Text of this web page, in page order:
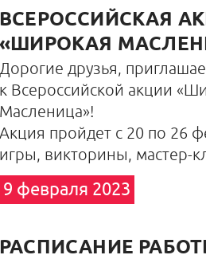
ВСЕРОССИЙСКАЯ
«ШИРОКАЯ
Дорогие друзья,
к Всероссийской акции
Масленица»!
Акция пройдет с 20 по 26
игры, викторины, мастер-
9 февраля 2023
РАСПИСАНИЕ